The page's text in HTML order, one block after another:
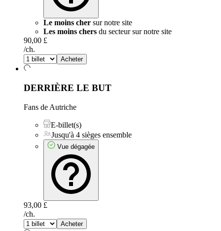
Le moins cher sur notre site
Les moins chers du secteur sur notre site
90,00 £
/ch.
Acheter
DERRIÈRE LE BUT
Fans de Autriche
E-billet(s)
Jusqu'à 4 sièges ensemble
Vue dégagée
93,00 £
/ch.
Acheter